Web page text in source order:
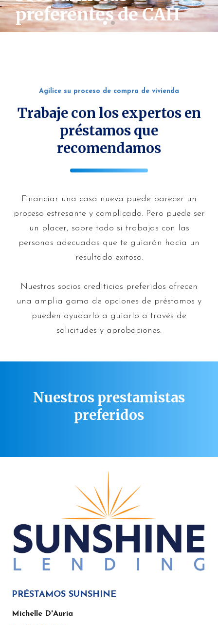
preferentes de CAH
Agilice su proceso de compra de vivienda
Trabaje con los expertos en
préstamos que
recomendamos
Financiar una casa nueva puede parecer un
proceso estresante y complicado. Pero puede ser
un placer, sobre todo si trabajas con las
personas adecuadas que te guiarán hacia un
resultado exitoso.
Nuestros socios crediticios preferidos ofrecen
una amplia gama de opciones de préstamos y
pueden ayudarlo a guiarlo a través de
solicitudes y aprobaciones.
Nuestros prestamistas
preferidos
PRÉSTAMOS SUNSHINE
Michelle D'Auria